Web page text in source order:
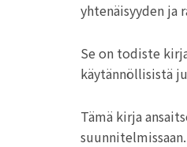
yhtenäisyyden ja
Se on todiste
käytännöllisistä
Tämä kirja